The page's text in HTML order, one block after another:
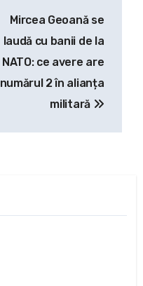
Mircea Geoană se
laudă cu banii de la
NATO: ce avere are
numărul 2 în alianța
militară